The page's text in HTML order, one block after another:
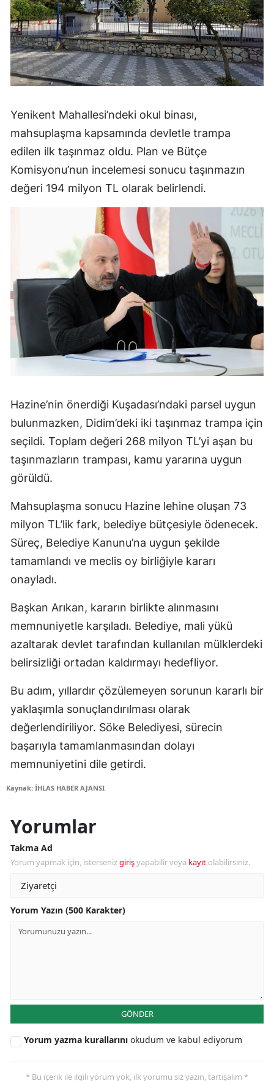
Yenikent Mahallesi’ndeki okul binası,
mahsuplaşma kapsamında devletle trampa
edilen ilk taşınmaz oldu. Plan ve Bütçe
Komisyonu’nun incelemesi sonucu taşınmazın
değeri 194 milyon TL olarak belirlendi.
Hazine’nin önerdiği Kuşadası’ndaki parsel uygun
bulunmazken, Didim’deki iki taşınmaz trampa için
seçildi. Toplam değeri 268 milyon TL’yi aşan bu
taşınmazların trampası, kamu yararına uygun
görüldü.
Mahsuplaşma sonucu Hazine lehine oluşan 73
milyon TL’lik fark, belediye bütçesiyle ödenecek.
Süreç, Belediye Kanunu’na uygun şekilde
tamamlandı ve meclis oy birliğiyle kararı
onayladı.
Başkan Arıkan, kararın birlikte alınmasını
memnuniyetle karşıladı. Belediye, mali yükü
azaltarak devlet tarafından kullanılan mülklerdeki
belirsizliği ortadan kaldırmayı hedefliyor.
Bu adım, yıllardır çözülemeyen sorunun kararlı bir
yaklaşımla sonuçlandırılması olarak
değerlendiriliyor. Söke Belediyesi, sürecin
başarıyla tamamlanmasından dolayı
memnuniyetini dile getirdi.
Kaynak: İHLAS HABER AJANSI
Yorumlar
Takma Ad
Yorum yapmak için, istersenizgirişyapabilir veya kayıt olabilirsiniz.
Yorum Yazın (500 Karakter)
GÖNDER
Yorum yazma kurallarını okudum ve kabul ediyorum
* Bu içerik ile ilgili yorum yok, ilk yorumu siz yazın, tartışalım *